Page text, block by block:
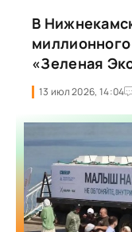
В
«Зеленая
13 июл 2026, 14:04